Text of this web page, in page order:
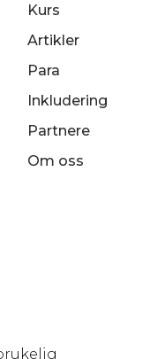
Kurs
Artikler
Para
Inkludering
Partnere
Om oss